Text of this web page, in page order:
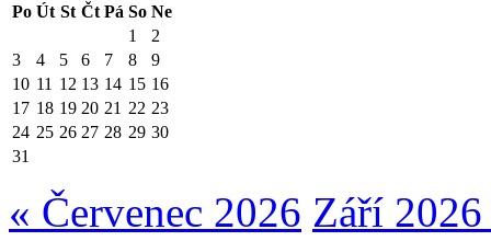
Po Út St Čt Pá So Ne
1
2
3
4 5 6 7 8
9
10 11 12 13 14 15 16
17 18 19 20 21 22 23
24 25 26 27 28 29 30
31
« Červenec 2026 Září